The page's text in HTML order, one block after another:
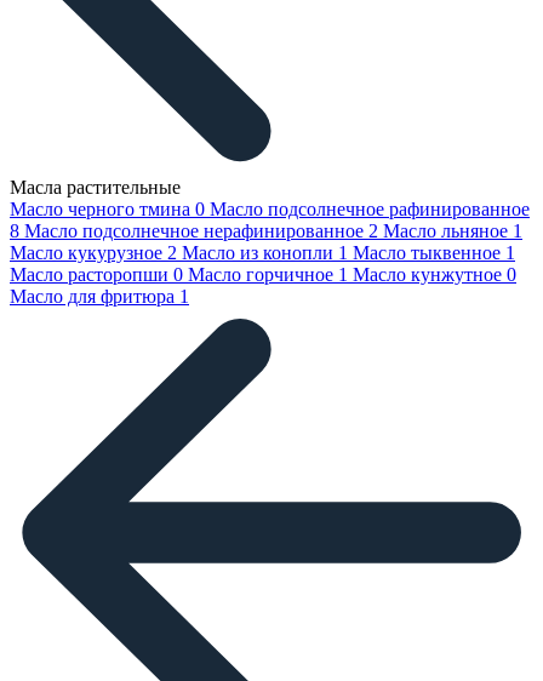
Масла растительные
Масло черного тмина 0 Масло подсолнечное рафинированное
8 Масло подсолнечное нерафинированное 2 Масло льняное 1
Масло кукурузное 2 Масло из конопли 1 Масло тыквенное 1
Масло расторопши 0 Масло горчичное 1 Масло кунжутное 0
Масло для фритюра 1